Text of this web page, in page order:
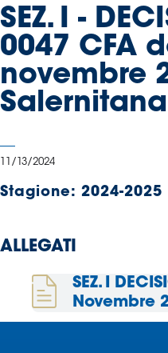
Paralimpico
Serie
A
Women
Serie
B
del
Calcio
partner
nazionali
Assicurazione
SEZ. I -
0047 CFA
novembre
11/13/2024
Stagione: 2024-2025
ALLEGATI
SEZ. I
Novembre